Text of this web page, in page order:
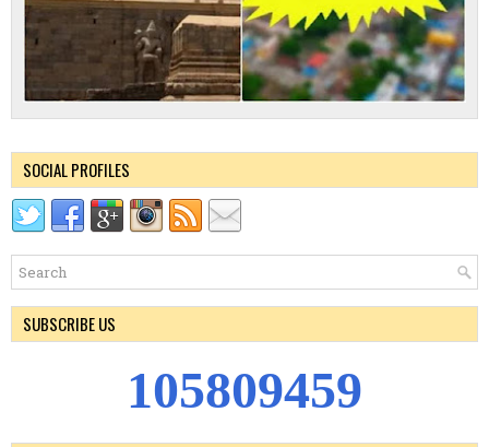
SOCIAL PROFILES
SUBSCRIBE US
105809459